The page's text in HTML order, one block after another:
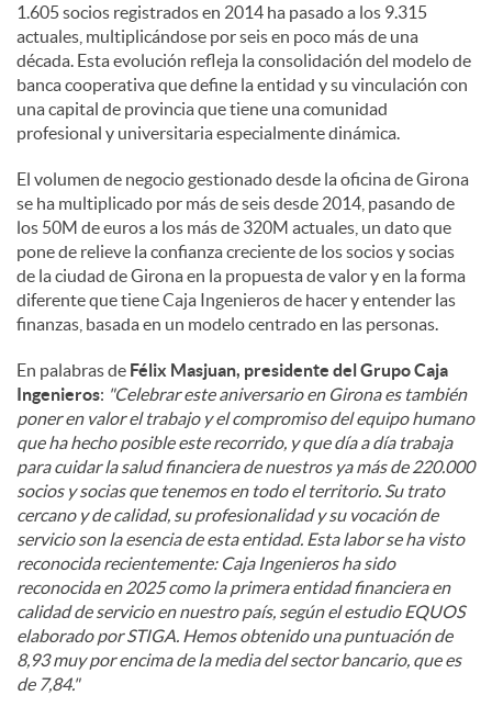
1.605 socios registrados en 2014 ha pasado a los 9.315
actuales, multiplicándose por seis en poco más de una
década. Esta evolución refleja la consolidación del modelo de
banca cooperativa que define la entidad y su vinculación con
una capital de provincia que tiene una comunidad
profesional y universitaria especialmente dinámica.
El volumen de negocio gestionado desde la oficina de Girona
se ha multiplicado por más de seis desde 2014, pasando de
los 50M de euros a los más de 320M actuales, un dato que
pone de relieve la confianza creciente de los socios y socias
de la ciudad de Girona en la propuesta de valor y en la forma
diferente que tiene Caja Ingenieros de hacer y entender las
finanzas, basada en un modelo centrado en las personas.
En palabras de Félix Masjuan, presidente del Grupo Caja
Ingenieros: "Celebrar este aniversario en Girona es también
poner en valor el trabajo y el compromiso del equipo humano
que ha hecho posible este recorrido, y que día a día trabaja
para cuidar la salud financiera de nuestros ya más de 220.000
socios y socias que tenemos en todo el territorio. Su trato
cercano y de calidad, su profesionalidad y su vocación de
servicio son la esencia de esta entidad. Esta labor se ha visto
reconocida recientemente: Caja Ingenieros ha sido
reconocida en 2025 como la primera entidad financiera en
calidad de servicio en nuestro país, según el estudio EQUOS
elaborado por STIGA. Hemos obtenido una puntuación de
8,93 muy por encima de la media del sector bancario, que es
de 7,84."